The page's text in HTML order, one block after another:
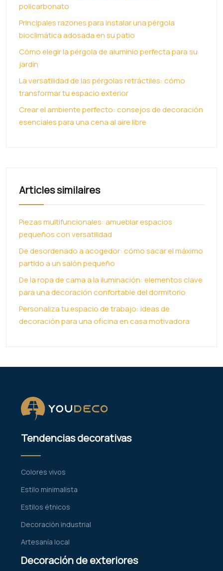
policarbonato
Principales razones para instalar una pérgola
bioclimática adosada en su patio
Cómo elegir la pérgola de aluminio perfecta para su
jardín
La versatilidad de las pérgolas retráctiles: cómo
transformar tu espacio exterior
Crear el ambiente perfecto: consejos de decoración
esenciales para una cena al aire libre
Articles similaires
Piezas multifuncionales: amueblar espacios
pequeños con versatilidad
De desordenado a acogedor: cómo sacar el máximo
partido a un salón pequeño
De la ropa de cama a la iluminación: elementos clave
para una decoración confortable del dormitorio
Personaliza tu espacio de trabajo: ideas de
decoración para una oficina en casa motivadora
Tendencias decorativas
Colores vivos
Estilo minimalista
Estilos étnicos
Decoración industrial
Artesanía local
Decoración de exteriores